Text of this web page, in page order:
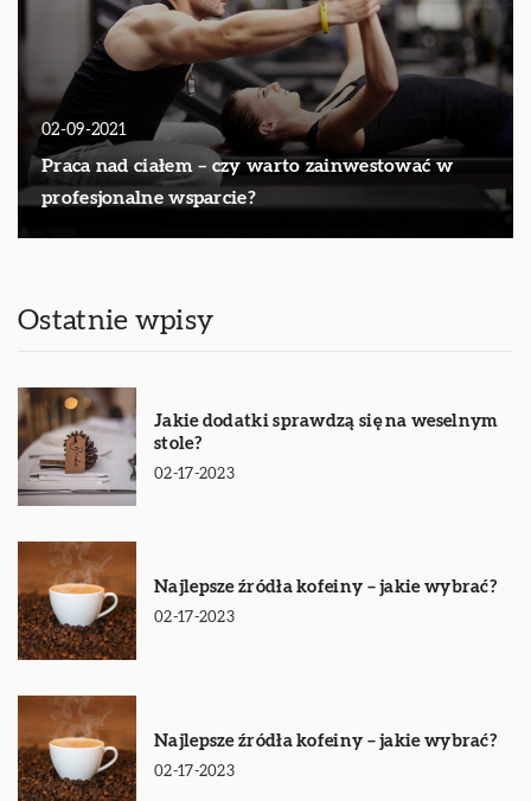
02-09-2021
Praca nad ciałem – czy warto zainwestować w
profesjonalne wsparcie?
Ostatnie wpisy
Jakie dodatki sprawdzą się na weselnym
stole?
02-17-2023
Najlepsze źródła kofeiny – jakie wybrać?
02-17-2023
Najlepsze źródła kofeiny – jakie wybrać?
02-17-2023